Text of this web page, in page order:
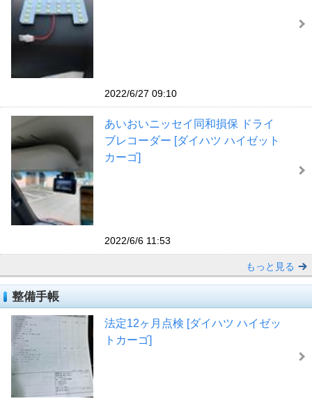
2022/6/27 09:10
あいおいニッセイ同和損保 ドライ
ブレコーダー [ダイハツ ハイゼット
カーゴ]
2022/6/6 11:53
もっと見る
整備手帳
法定12ヶ月点検 [ダイハツ ハイゼッ
トカーゴ]